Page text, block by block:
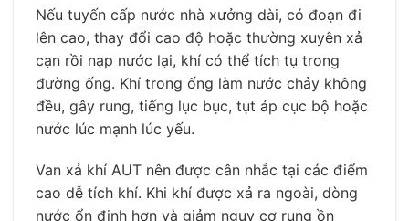
Nếu tuyến cấp nước nhà xưởng dài, có đoạn đi
lên cao, thay đổi cao độ hoặc thường xuyên xả
cạn rồi nạp nước lại, khí có thể tích tụ trong
đường ống. Khí trong ống làm nước chảy không
đều, gây rung, tiếng lục bục, tụt áp cục bộ hoặc
nước lúc mạnh lúc yếu.
Van xả khí AUT nên được cân nhắc tại các điểm
cao dễ tích khí. Khi khí được xả ra ngoài, dòng
nước ổn định hơn và giảm nguy cơ rung ồn